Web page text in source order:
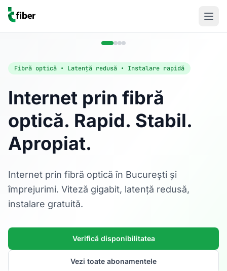
Fibră optică • Latență redusă • Instalare rapidă
Internet prin fibră
optică. Rapid. Stabil.
Apropiat.
Internet prin fibră optică în București și
împrejurimi. Viteză gigabit, latență redusă,
instalare gratuită.
Verifică disponibilitatea
Vezi toate abonamentele
Acasă
Internet Rezidențial
Fibră optică până la 1 Gbps, direct în casa ta.